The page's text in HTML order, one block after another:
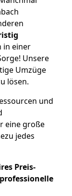
in einer
Unsere
Umzüge
lösen.
und
eine große
jedes
Preis-